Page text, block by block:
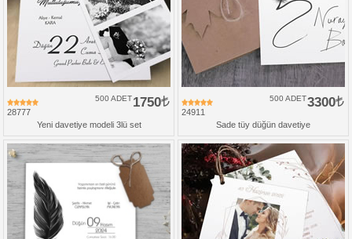
28777
1750
500 ADET
Yeni davetiye modeli 3lü set
24911
3300
500 ADET
Sade tüy düğün davetiye